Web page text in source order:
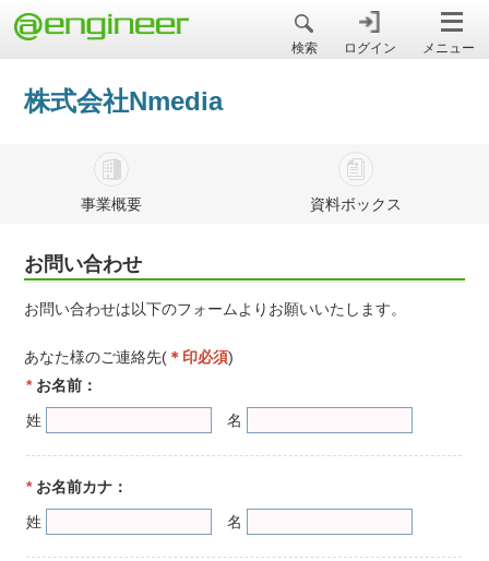
検索 ログイン メニュー
株式会社Nmedia
事業概要 資料ボックス
お問い合わせ
お問い合わせは以下のフォームよりお願いいたします。
あなた様のご連絡先( ＊印必須)
* お名前：
姓
名
* お名前カナ：
姓
名